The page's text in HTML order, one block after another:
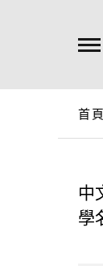
首頁
中
學